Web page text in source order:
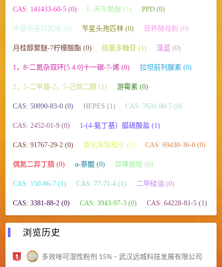
CAS: 141433-60-5 (0) L-天冬酰胺 (1) PPD (0)
甲基巯基四氮唑 (0) 苄星头孢匹林 (0) 营养酵母粉 (0)
月桂醇聚醚-7柠檬酸酯 (0) 烷基多糖苷 (1) 藻蓝 (0)
1，8-二氮杂双环[5.4.0]十一碳-7-烯 (0) 拉坦前列腺素 (0)
2，5-二甲基-2，5-己烷二醇 (1) 游霉素 (0)
CAS: 50890-83-0 (0) HEPES (1) CAS: 7631-90-5 (0)
CAS: 2452-01-9 (0) 1-(4-氨丁基）胍硫酸盐 (1)
CAS: 91767-29-2 (0) 氯化苯铵松宁 (1) CAS: 69430-36-0 (0)
偶氮二异丁腈 (0) α-萘醌 (0) 异嗪皮啶 (0)
CAS: 150-86-7 (1) CAS: 77-71-4 (1) 二甲硅油 (0)
CAS: 3381-88-2 (0) CAS: 3943-97-3 (0) CAS: 64228-81-5 (1)
浏览历史
多效唑可湿性粉剂 15% – 武汉远城科技发展有限公司